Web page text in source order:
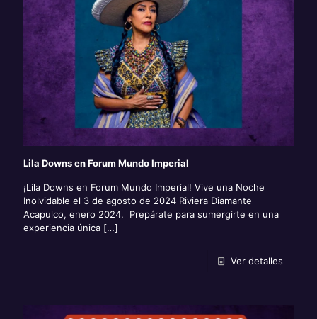
Lila Downs en Forum Mundo Imperial
¡Lila Downs en Forum Mundo Imperial! Vive una Noche
Inolvidable el 3 de agosto de 2024 Riviera Diamante
Acapulco, enero 2024. Prepárate para sumergirte en una
experiencia única […]
Ver detalles